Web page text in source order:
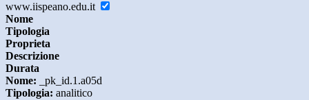
www.iispeano.edu.it
Nome
Tipologia
Proprieta
Descrizione
Durata
Nome: _pk_id.1.a05d
Tipologia: analitico